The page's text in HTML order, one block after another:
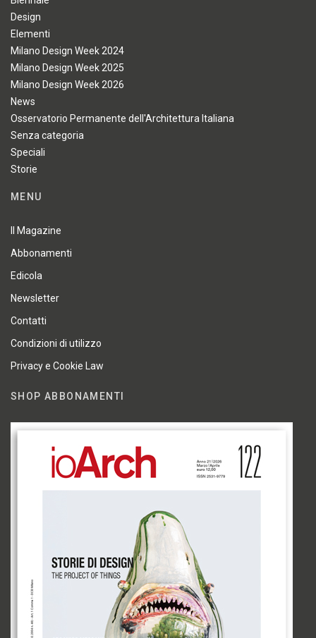
Design
Elementi
Milano Design Week 2024
Milano Design Week 2025
Milano Design Week 2026
News
Osservatorio Permanente dell'Architettura Italiana
Senza categoria
Speciali
Storie
MENU
Il Magazine
Abbonamenti
Edicola
Newsletter
Contatti
Condizioni di utilizzo
Privacy e Cookie Law
SHOP ABBONAMENTI